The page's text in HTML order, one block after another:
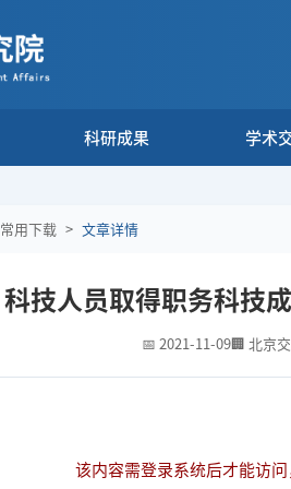
科研成果 学术
常用下载 > 文章详情
科技人员取得职务科技
📅 2021-11-09🏢 北京
该内容需登录系统后才能访